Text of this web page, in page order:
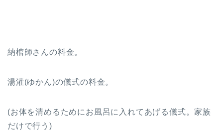
納棺師さんの料金。
湯灌(ゆかん)の儀式の料金。
(お体を清めるためにお風呂に入れてあげる儀式。家族
だけで行う)